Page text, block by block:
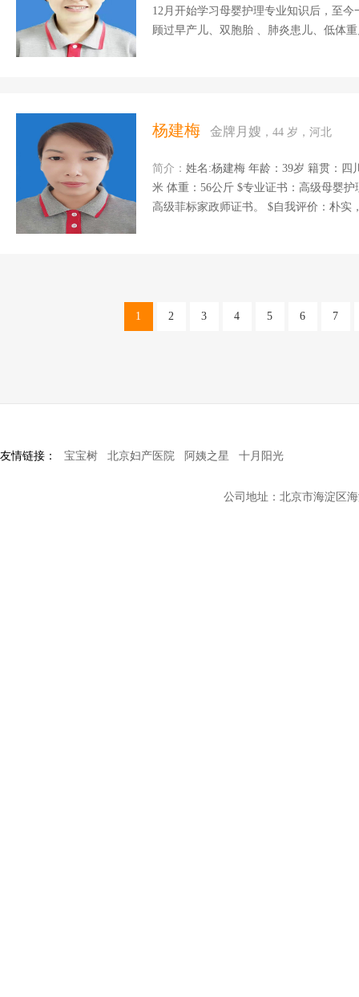
12月开始学习母婴护理专业知识后，至
顾过早产儿、双胞胎 、肺炎患儿、低体
菜肴，家常菜、煲汤。
杨建梅 金牌月嫂 ，44 岁，河北
简介： 姓名:杨建梅 年龄：39岁 籍贯：四
米 体重：56公斤 $专业证书：高级母婴护理师证、
高级菲标家政师证书。 $自我评价：朴实，善良喜欢孩子非常有爱心， 我性格随和，不计较，责
1 2 3 4 5 6 7
友情链接： 宝宝树 北京妇产医院 阿姨之星 十月阳光
公司地址：北京市海淀区